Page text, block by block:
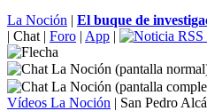
La Noción | El buque de
| Chat | Foro | App |
Vídeos La Noción | San Pedro